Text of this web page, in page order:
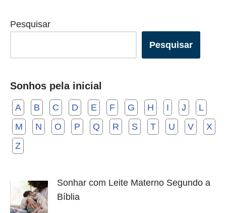
Pesquisar
Pesquisar
Sonhos pela inicial
A B C D E F G H I J
L
M
N O P Q R S T U V
X
Z
Sonhar com Leite Materno Segundo a
Bíblia